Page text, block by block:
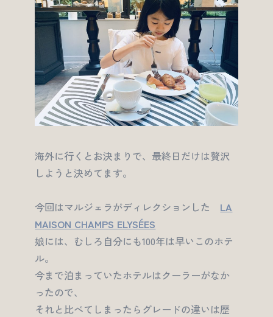
海外に行くとお決まりで、最終日だけは贅沢
しようと決めてます。
今回はマルジェラがディレクションした LA
MAISON CHAMPS ELYSÉES
娘には、むしろ自分にも100年は早いこのホテ
ル。
今まで泊まっていたホテルはクーラーがなか
ったので、
それと比べてしまったらグレードの違いは歴